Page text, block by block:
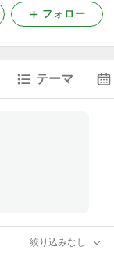
フォロー
テーマ
絞り込みなし